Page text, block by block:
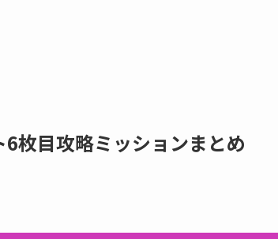
6枚目攻略ミッションまとめ